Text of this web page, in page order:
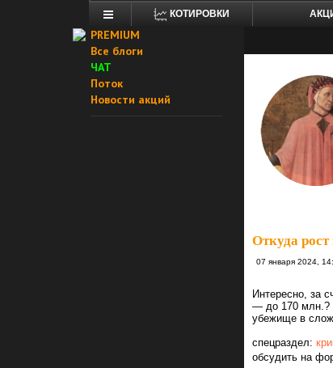
КОТИРОВКИ
PREMIUM
Все блоги
ЧАТ
Поток
Новости акций
Откуда
07 января 2024,
Интересно, за
— до 170 млн.?
убежище в
спецраздел:
обсудить на